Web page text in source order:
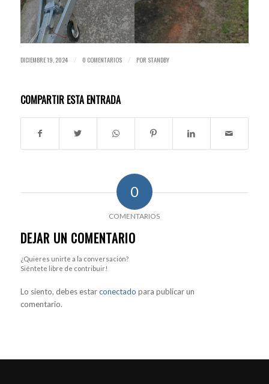
DICIEMBRE 19, 2024 / 0 COMENTARIOS / POR STANDBY
COMPARTIR ESTA ENTRADA
0
COMENTARIOS
DEJAR UN COMENTARIO
¿Quieres unirte a la conversación?
Siéntete libre de contribuir!
Lo siento, debes estarconectado para publicar un
comentario.